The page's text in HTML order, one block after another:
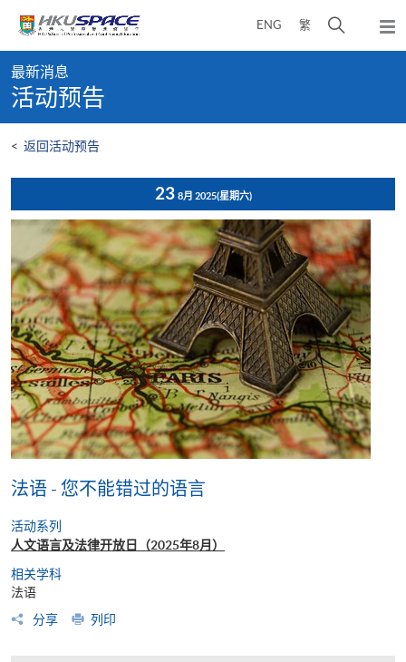
content
ENG 繁
开
弹
出
content
start
最新消息
活动预告
< 返回活动预告
23 8月 2025(星期六)
法语 - 您不能错过的语言
活动系列
人文语言及法律开放日（2025年8月）
相关学科
法语
分享
列印